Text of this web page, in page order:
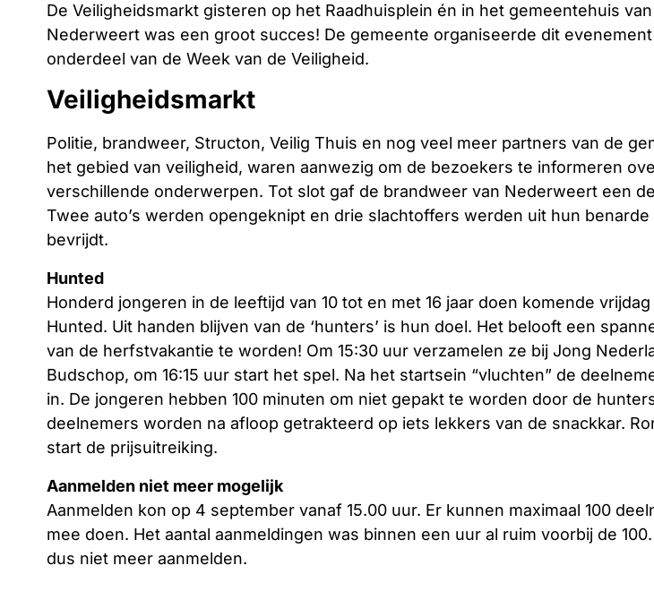
De Veiligheidsmarkt gisteren op het Raadhuisplein én in het gemeentehuis van
Nederweert was een groot succes! De gemeente organiseerde dit evenement
onderdeel van de Week van de Veiligheid.
Veiligheidsmarkt
Politie, brandweer, Structon, Veilig Thuis en nog veel meer partners van de
het gebied van veiligheid, waren aanwezig om de bezoekers te informeren
verschillende onderwerpen. Tot slot gaf de brandweer van Nederweert een
Twee auto’s werden opengeknipt en drie slachtoffers werden uit hun benarde
bevrijdt.
Hunted
Honderd jongeren in de leeftijd van 10 tot en met 16 jaar doen komende
Hunted. Uit handen blijven van de ‘hunters’ is hun doel. Het belooft een
van de herfstvakantie te worden! Om 15:30 uur verzamelen ze bij Jong
Budschop, om 16:15 uur start het spel. Na het startsein “vluchten” de
in. De jongeren hebben 100 minuten om niet gepakt te worden door de
deelnemers worden na afloop getrakteerd op iets lekkers van de snackkar.
start de prijsuitreiking.
Aanmelden niet meer mogelijk
Aanmelden kon op 4 september vanaf 15.00 uur. Er kunnen maximaal 100
mee doen. Het aantal aanmeldingen was binnen een uur al ruim voorbij de
dus niet meer aanmelden.